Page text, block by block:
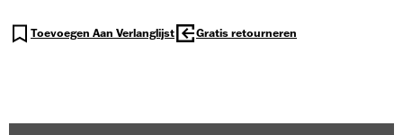
Toevoegen Aan Verlanglijst Gratis retourneren